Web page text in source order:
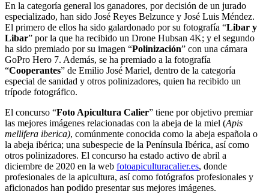
En la categoría general los ganadores, por decisión de un jurado
especializado, han sido José Reyes Belzunce y José Luis Méndez.
El primero de ellos ha sido galardonado por su fotografía “Libar y
Libar” por la que ha recibido un Drone Hubsan 4K; y el segundo
ha sido premiado por su imagen “Polinización” con una cámara
GoPro Hero 7. Además, se ha premiado a la fotografía
“Cooperantes” de Emilio José Mariel, dentro de la categoría
especial de sanidad y otros polinizadores, quien ha recibido un
trípode fotográfico.
El concurso “Foto Apicultura Calier” tiene por objetivo premiar
las mejores imágenes relacionadas con la abeja de la miel (Apis
mellifera iberica), comúnmente conocida como la abeja española o
la abeja ibérica; una subespecie de la Península Ibérica, así como
otros polinizadores. El concurso ha estado activo de abril a
diciembre de 2020 en la web fotoapiculturacalier.es, donde
profesionales de la apicultura, así como fotógrafos profesionales y
aficionados han podido presentar sus mejores imágenes.